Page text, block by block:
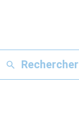
Rechercher